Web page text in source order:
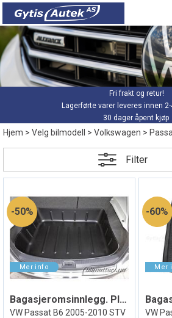
Fri frakt og retur!
Lagerførte varer leveres innen
30 dager åpent kjøp
Hjem>Velg bilmodell >Volkswagen>
Filter
50%
Bagasjeromsinnlegg. Plast
VW Passat B6 2005-2010 STV
60%
VW